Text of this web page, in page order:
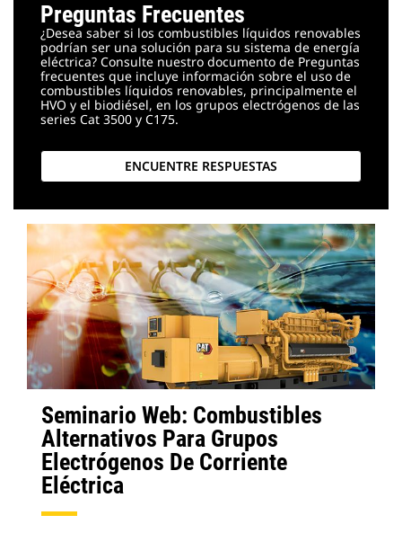
Preguntas Frecuentes
¿Desea saber si los combustibles líquidos renovables
podrían ser una solución para su sistema de energía
eléctrica? Consulte nuestro documento de Preguntas
frecuentes que incluye información sobre el uso de
combustibles líquidos renovables, principalmente el
HVO y el biodiésel, en los grupos electrógenos de las
series Cat 3500 y C175.
ENCUENTRE RESPUESTAS
Seminario Web: Combustibles
Alternativos Para Grupos
Electrógenos De Corriente
Eléctrica